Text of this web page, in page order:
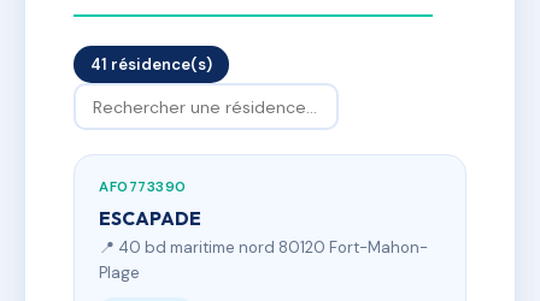
41 résidence(s)
AF0773390
ESCAPADE
📍 40 bd maritime nord 80120 Fort-Mahon-
Plage